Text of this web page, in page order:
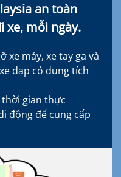
an toàn
mỗi ngày.
xe máy, xe tay ga và
đạp có dung tích
thời gian thực
động để cung cấp